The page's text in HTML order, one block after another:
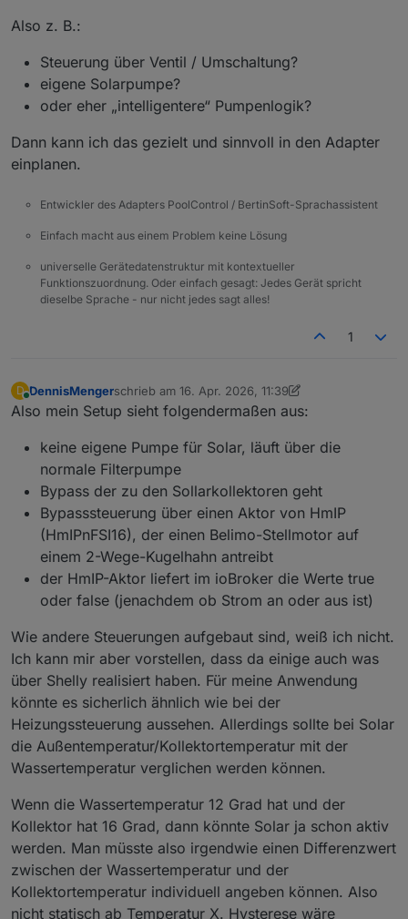
Also z. B.:
Steuerung über Ventil / Umschaltung?
eigene Solarpumpe?
oder eher „intelligentere“ Pumpenlogik?
Dann kann ich das gezielt und sinnvoll in den Adapter
einplanen.
Entwickler des Adapters PoolControl / BertinSoft-Sprachassistent
Einfach macht aus einem Problem keine Lösung
universelle Gerätedatenstruktur mit kontextueller
Funktionszuordnung. Oder einfach gesagt: Jedes Gerät spricht
dieselbe Sprache - nur nicht jedes sagt alles!
1
D DennisMengerschrieb am 16. Apr. 2026, 11:39
zuletzt editiert von DennisMenger
Also mein Setup sieht folgendermaßen aus:
keine eigene Pumpe für Solar, läuft über die
normale Filterpumpe
Bypass der zu den Sollarkollektoren geht
Bypasssteuerung über einen Aktor von HmIP
(HmIPnFSI16), der einen Belimo-Stellmotor auf
einem 2-Wege-Kugelhahn antreibt
der HmIP-Aktor liefert im ioBroker die Werte true
oder false (jenachdem ob Strom an oder aus ist)
Wie andere Steuerungen aufgebaut sind, weiß ich nicht.
Ich kann mir aber vorstellen, dass da einige auch was
über Shelly realisiert haben. Für meine Anwendung
könnte es sicherlich ähnlich wie bei der
Heizungssteuerung aussehen. Allerdings sollte bei Solar
die Außentemperatur/Kollektortemperatur mit der
Wassertemperatur verglichen werden können.
Wenn die Wassertemperatur 12 Grad hat und der
Kollektor hat 16 Grad, dann könnte Solar ja schon aktiv
werden. Man müsste also irgendwie einen Differenzwert
zwischen der Wassertemperatur und der
Kollektortemperatur individuell angeben können. Also
nicht statisch ab Temperatur X. Hysterese wäre